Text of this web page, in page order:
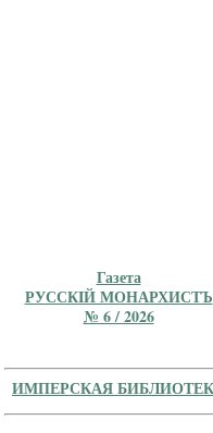
Газета
РУССКIЙ МОНАРХИСТЪ
№ 6 / 2026
ИМПЕРСКАЯ